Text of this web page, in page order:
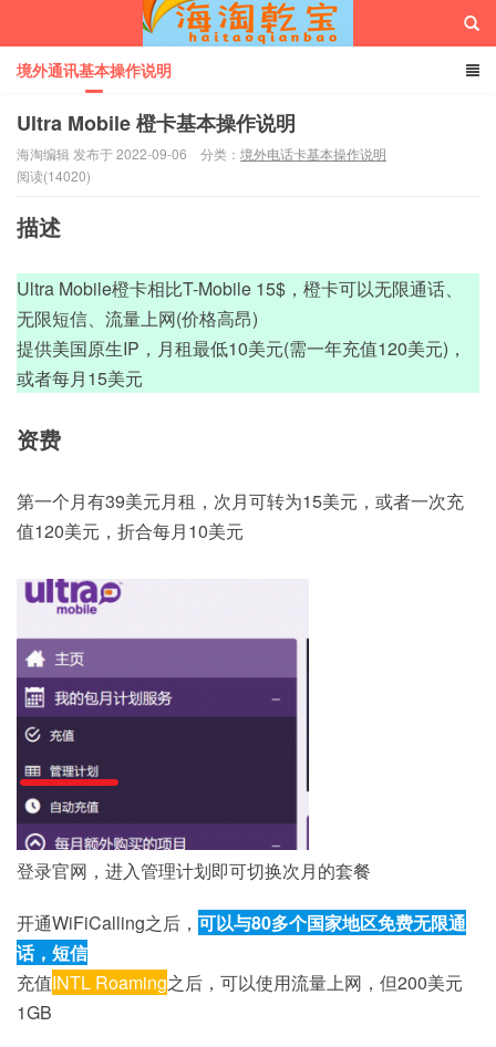
境外通讯基本操作说明
Ultra Mobile 橙卡基本操作说明
海淘编辑 发布于 2022-09-06 分类： 境外电话卡基本操作说明
阅读(14020)
描述
Ultra Mobile橙卡相比T-Mobile 15$，橙卡可以无限通话、
无限短信、流量上网(价格高昂)
提供美国原生IP，月租最低10美元(需一年充值120美元)，
或者每月15美元
资费
第一个月有39美元月租，次月可转为15美元，或者一次充
值120美元，折合每月10美元
登录官网，进入管理计划即可切换次月的套餐
开通WiFiCalling之后， 可以与80多个国家地区免费无限通
话，短信
充值INTL Roaming之后，可以使用流量上网，但200美元
1GB